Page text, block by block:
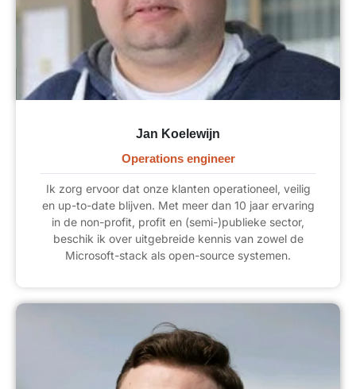
Jan Koelewijn
Operations engineer
Ik zorg ervoor dat onze klanten operationeel, veilig
en up-to-date blijven. Met meer dan 10 jaar ervaring
in de non-profit, profit en (semi-)publieke sector,
beschik ik over uitgebreide kennis van zowel de
Microsoft-stack als open-source systemen.